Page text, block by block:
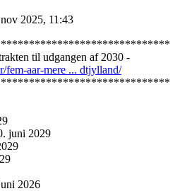
2025, 11:43
til udgangen af 2030 -
fem-aar-mere ... dtjylland/
juni 2029
2026